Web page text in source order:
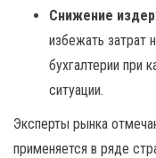
Снижение
избежать затрат
бухгалтерии при
ситуации.
Эксперты рынка
применяется в ряде